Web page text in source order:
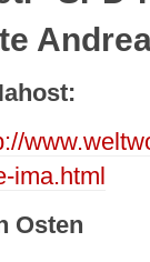
ima.html
Osten